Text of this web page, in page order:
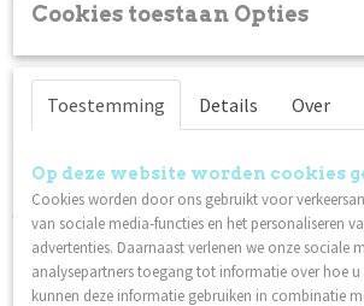
Specificaties
87261
Netto gewicht
0,01 Kg
Omschrijving
Applicatie:
1. Zwarte gel/gelpolish als basis
2. Meng Halo Powder in heldere gel
breng aan op de nagel.
Cookies toestaan Opties
Toestemming Details Over
Op deze website worden cookies
Cookies worden door ons gebruikt voor
van sociale media-functies en het personaliseren
advertenties. Daarnaast verlenen we onze sociale
analysepartners toegang tot informatie over hoe
kunnen deze informatie gebruiken in combinatie